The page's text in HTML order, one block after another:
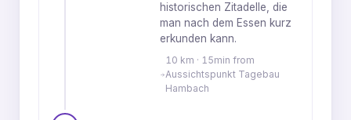
historischen Zitadelle, die
man nach dem Essen kurz
erkunden kann.
10 km · 15min from
Aussichtspunkt Tagebau
Hambach